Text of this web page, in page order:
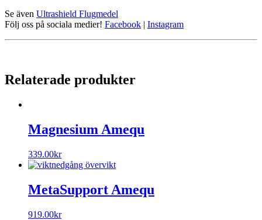
Se även Ultrashield Flugmedel
Följ oss på sociala medier! Facebook Instagram
Relaterade produkter
Magnesium Amequ
339.00kr
MetaSupport Amequ
919.00kr